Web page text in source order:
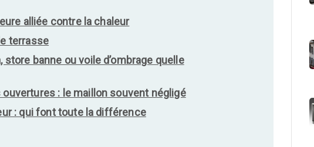
alliée contre la chaleur
terrasse
banne ou voile d’ombrage quelle
: le maillon souvent négligé
: qui font toute la différence